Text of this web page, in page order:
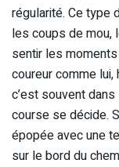
régularité. Ce type
les coups de mou,
sentir les
coureur comme
c’est souvent
course se décide.
épopée avec une
sur le bord du